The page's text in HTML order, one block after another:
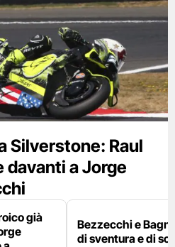
Silverstone: Raul
davanti a Jorge
già
Bezzecchi e
di sventura e di